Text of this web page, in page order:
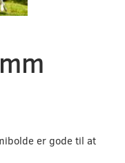
er gode til at